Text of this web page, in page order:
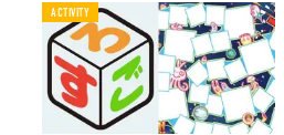
ンスが取れていないと中毒性は低下
Akmal Khalid助教授は、「この研究
動を魅力的で楽しいものにし、驚き
ACTIVITY